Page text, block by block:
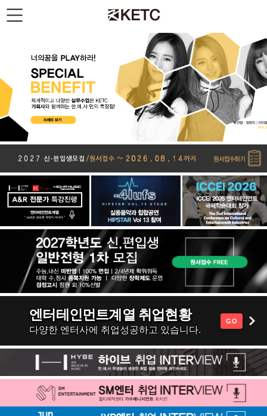
엔터테인먼트계열 취업현황
다양한 엔터사에 취업성공하고 있습니다.
GO